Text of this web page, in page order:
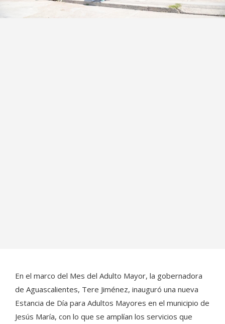
En el marco del Mes del Adulto Mayor, la gobernadora
de Aguascalientes, Tere Jiménez, inauguró una nueva
Estancia de Día para Adultos Mayores en el municipio de
Jesús María, con lo que se amplían los servicios que